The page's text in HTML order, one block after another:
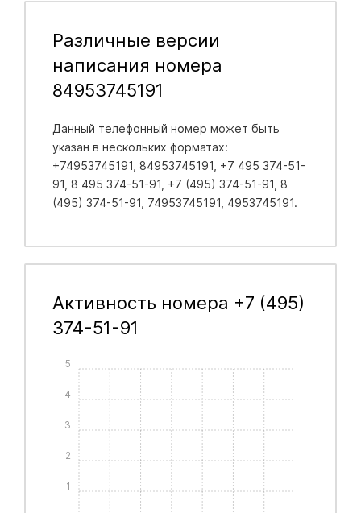
Различные версии
написания номера
84953745191
Данный телефонный номер может быть
указан в нескольких форматах:
+74953745191, 84953745191, +7 495 374-51-
91, 8 495 374-51-91, +7 (495) 374-51-91, 8
(495) 374-51-91, 74953745191, 4953745191.
Активность номера +7 (495)
374-51-91
1
2
3
4
5